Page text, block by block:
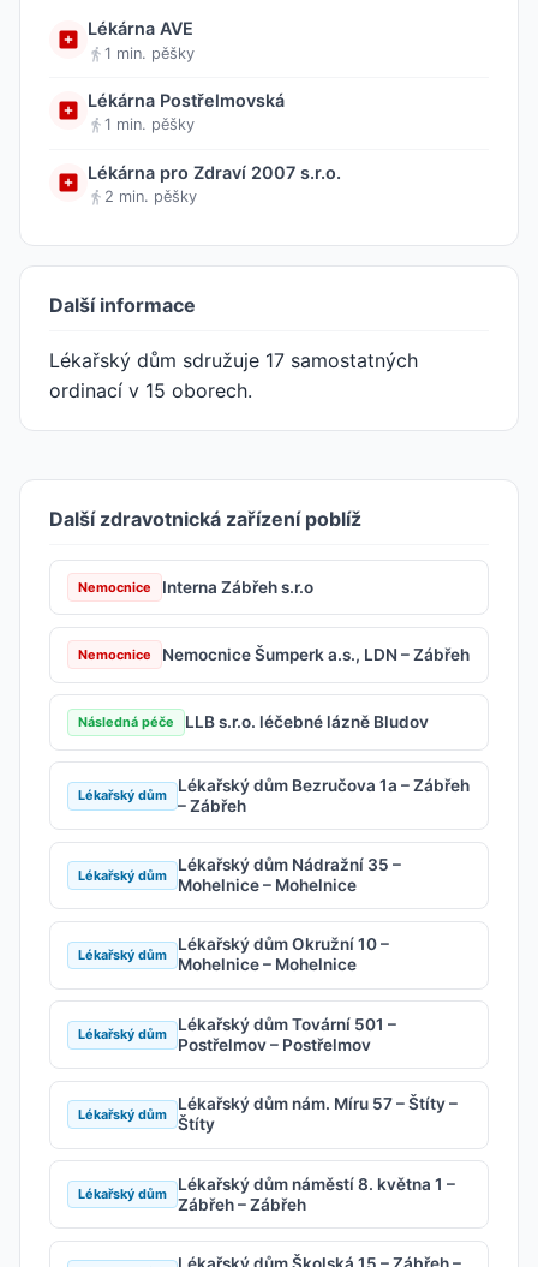
Lékárna AVE
1 min. pěšky
Lékárna Postřelmovská
1 min. pěšky
Lékárna pro Zdraví 2007 s.r.o.
2 min. pěšky
Další informace
Lékařský dům sdružuje 17 samostatných
ordinací v 15 oborech.
Další zdravotnická zařízení poblíž
Nemocnice Interna Zábřeh s.r.o
Nemocnice Nemocnice Šumperk a.s., LDN – Zábřeh
Následná péče LLB s.r.o. léčebné lázně Bludov
Lékařský dům
Lékařský dům Bezručova 1a – Zábřeh
– Zábřeh
Lékařský dům
Lékařský dům Nádražní 35 –
Mohelnice – Mohelnice
Lékařský dům
Lékařský dům Okružní 10 –
Mohelnice – Mohelnice
Lékařský dům
Lékařský dům Tovární 501 –
Postřelmov – Postřelmov
Lékařský dům
Lékařský dům nám. Míru 57 – Štíty –
Štíty
Lékařský dům
Lékařský dům náměstí 8. května 1 –
Zábřeh – Zábřeh